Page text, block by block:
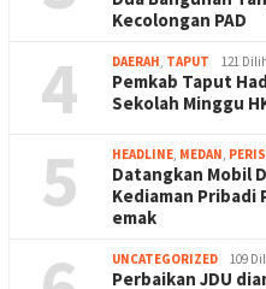
Kecolongan PAD
4 DAERAH, TAPUT 121
Pemkab Taput
Sekolah Minggu
5 HEADLINE, MEDAN,
Datangkan Mobil
Kediaman Pribadi
emak
UNCATEGORIZED 109
Perbaikan JDU